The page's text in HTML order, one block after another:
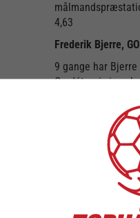
4,63
Frederik Bjerre,
9 gange har
Og dét er i sig
når vi kigger på
Bambuni
på holdet – og i
hans kølige
hyldes. For
fløjen, scorer han
straffechancer.
Frederik Bjerre.